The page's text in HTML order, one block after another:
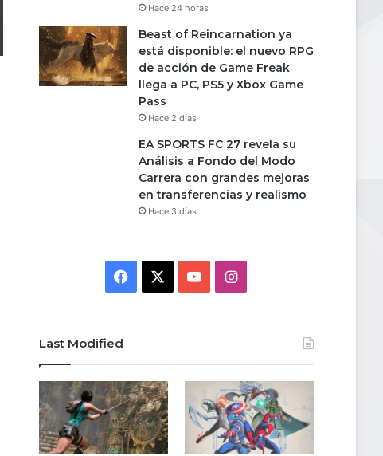
Hace 24 horas
Beast of Reincarnation ya
está disponible: el nuevo RPG
de acción de Game Freak
llega a PC, PS5 y Xbox Game
Pass
Hace 2 días
EA SPORTS FC 27 revela su
Análisis a Fondo del Modo
Carrera con grandes mejoras
en transferencias y realismo
Hace 3 días
Facebook YouTubeInstagram
Last Modified